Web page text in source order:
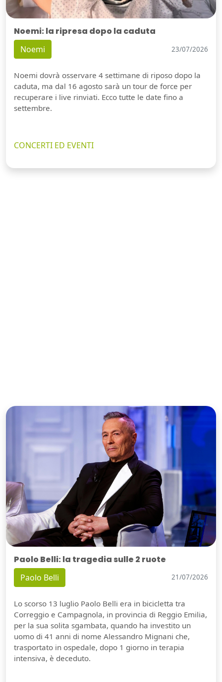
Noemi: la ripresa dopo la caduta
Noemi 23/07/2026
Noemi dovrà osservare 4 settimane di riposo dopo la
caduta, ma dal 16 agosto sarà un tour de force per
recuperare i live rinviati. Ecco tutte le date fino a
settembre.
CONCERTI ED EVENTI
Paolo Belli: la tragedia sulle 2 ruote
Paolo Belli 21/07/2026
Lo scorso 13 luglio Paolo Belli era in bicicletta tra
Correggio e Campagnola, in provincia di Reggio Emilia,
per la sua solita sgambata, quando ha investito un
uomo di 41 anni di nome Alessandro Mignani che,
trasportato in ospedale, dopo 1 giorno in terapia
intensiva, è deceduto.